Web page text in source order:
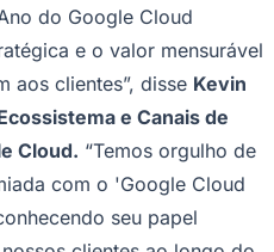
de ERP para uma líder
Isso resultou em um tempo
rápido, um ecossistema
de impulsionar a
crescimento dos negócios
empresa.
do Ano do Google